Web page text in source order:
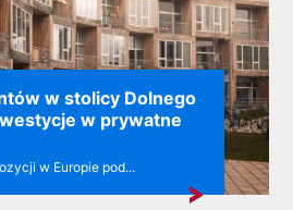
w stolicy Dolnego
w prywatne
w Europie pod...